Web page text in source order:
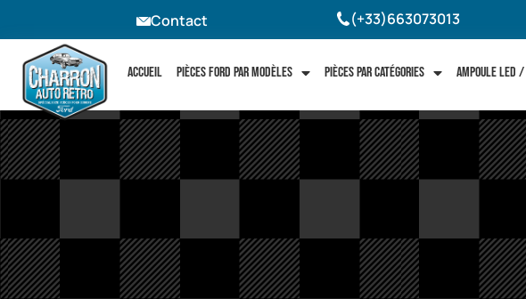
Contact (+33)663073013
Accueil Pièces Ford par modèles Pièces par catégories Ampoule